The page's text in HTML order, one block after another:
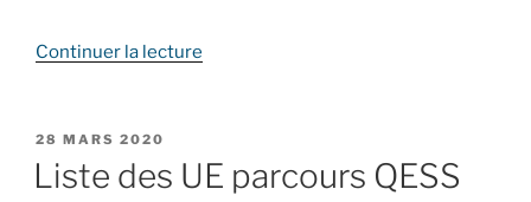
Continuer la lecture
diplômé.e.s
2019
PUBLIÉ
28 MARS 2020
Liste des UE parcours QESS